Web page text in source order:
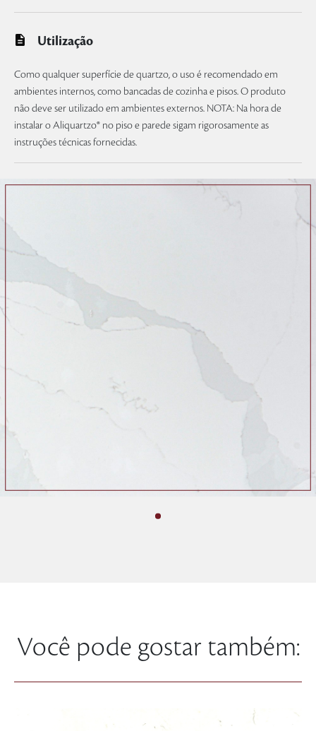
Utilização
Como qualquer superfície de quartzo, o uso é recomendado em
ambientes internos, como bancadas de cozinha e pisos. O produto
não deve ser utilizado em ambientes externos. NOTA: Na hora de
instalar o Aliquartzo® no piso e parede sigam rigorosamente as
instruções técnicas fornecidas.
Você pode gostar também: